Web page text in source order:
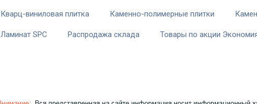
Кварц-виниловая плитка Каменно-полимерные плитки
Ламинат SPC Распродажа склада Товары по акции